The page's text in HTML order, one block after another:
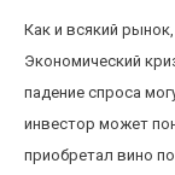
Как и всякий
Экономический
падение спроса
инвестор может
приобретал вино